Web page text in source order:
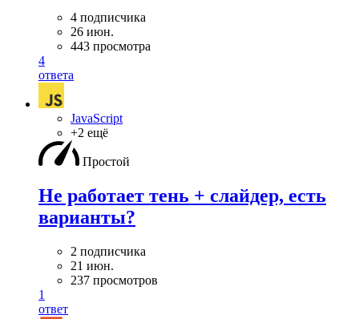
4 подписчика
26 июн.
443 просмотра
4
ответа
JavaScript
+2 ещё
Простой
Не работает тень + слайдер, есть
варианты?
2 подписчика
21 июн.
237 просмотров
1
ответ